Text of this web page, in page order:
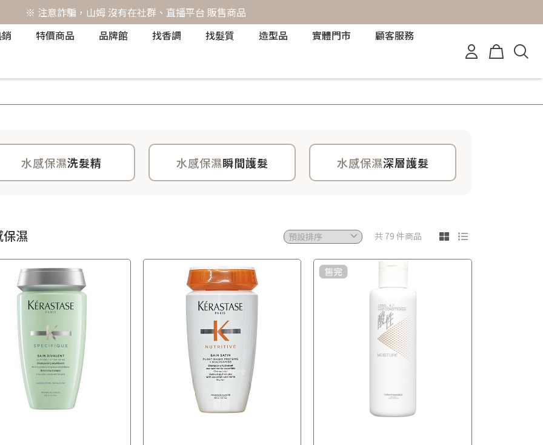
※ 注意詐騙，山姆 沒有在社群、直播平台 販售商品
特價商品 品牌館 找香調 找髮質 造型品 實體門市 顧客服務
水感保濕洗髮精 水感保濕瞬間護髮 水感保濕深層護髮
保濕 共 79 件商品